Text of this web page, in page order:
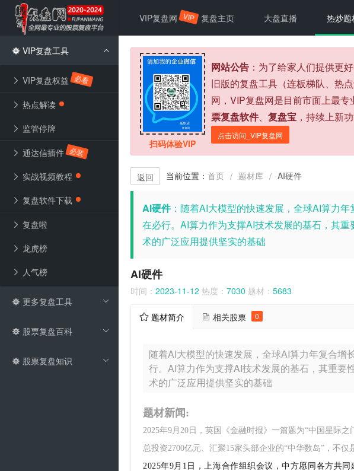
扫码体验VIP
网站公告 ：为了给家人们提供更
旧版的复盘工具（连板梯队、热
网，VIP复盘网是目前市面上最专
票复盘软件、 复盘宝 ，持续上新
点击访问_VIP复盘网
返回 当前位置： 首页 / 题材库 / AI硬件
AI硬件：随着AI大模型的快速发展，全球AI算力
在必行。AI算力作为支撑AI技术发展的基石，其
术的广泛应用提供坚实的基础
AI硬件
时间： 2023-11-12 热度： 7030 题材： 5683
题材简介 相关股票 0
随着AI大模型的快速发展，全球AI算力年复合
行。AI算力作为支撑AI技术发展的基石，其重要
术的广泛应用提供坚实的基础
题材新闻:
2025年9月20日，英国《金融时报》一篇题为“中国星际
总投资2700亿元、汇聚15家头部企业的“中华数岛”，不
2025年9月1日，上海合作组织会议，中方愿同各方共
VIP复盘网 VIP 复盘主页 大盘直播 热炒题
VIP复盘工具
VIP复盘权益 必看
热点解读
监管停牌
通达信插件 必装
实战视频教程
复盘软件下载
复盘啦
龙虎榜
人气榜
更多复盘工具
股票复盘百科
股票复盘知识